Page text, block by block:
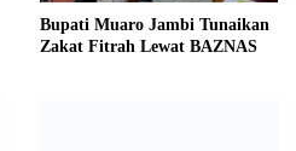
Bupati Muaro Jambi Tunaikan
Zakat Fitrah Lewat BAZNAS